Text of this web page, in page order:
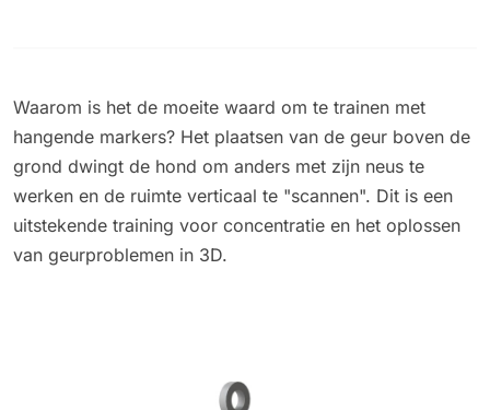
Waarom is het de moeite waard om te trainen met
hangende markers? Het plaatsen van de geur boven de
grond dwingt de hond om anders met zijn neus te
werken en de ruimte verticaal te "scannen". Dit is een
uitstekende training voor concentratie en het oplossen
van geurproblemen in 3D.